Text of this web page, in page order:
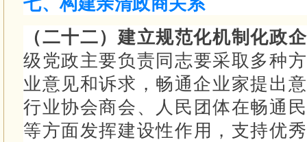
（二十二）建立规范化机制化政
级党政主要负责同志要采取多种
业意见和诉求，畅通企业家提出
行业协会商会、人民团体在畅通
等方面发挥建设性作用，支持优